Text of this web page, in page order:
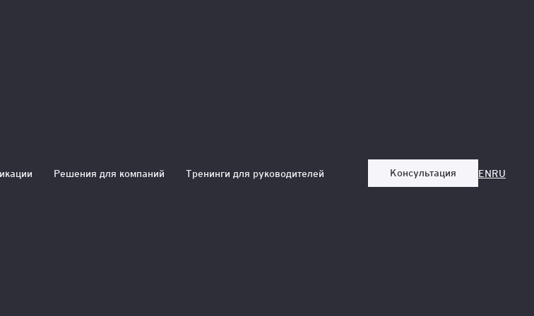
Решения для компаний Тренинги для руководителей Консультация ENRU